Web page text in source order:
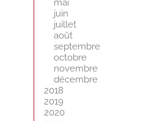
mai
juin
juillet
août
septembre
octobre
novembre
décembre
2018
2019
2020